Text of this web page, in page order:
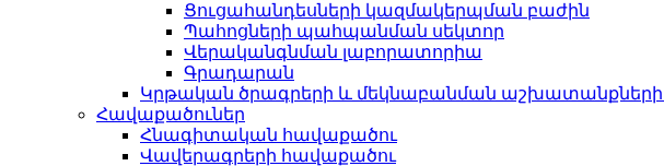
Ցուցահանդեսների կազմակերպման բաժին
Պահոցների պահպանման սեկտոր
Վերականգնման լաբորատորիա
Գրադարան
Կրթական ծրագրերի և մեկնաբանման
Հավաքածուներ
Հնագիտական հավաքածու
Վավերագրերի հավաքածու